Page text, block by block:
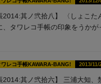
2014:其ノ弐拾八】 〈しょこた
、タワレコ手帳の印象をうかが
ワレコ手帳KAWARA-BANG! 2013/11/
2014:其ノ弐拾六】 三浦大知、